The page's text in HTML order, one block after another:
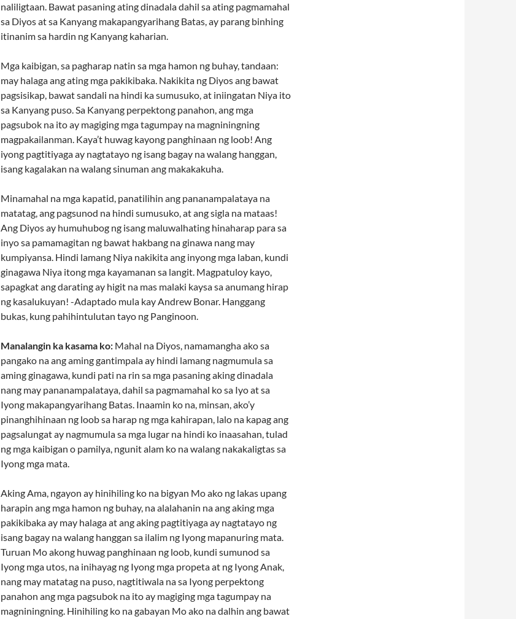
naliligtaan. Bawat pasaning ating dinadala dahil sa ating pagmamahal
sa Diyos at sa Kanyang makapangyarihang Batas, ay parang binhing
itinanim sa hardin ng Kanyang kaharian.
Mga kaibigan, sa pagharap natin sa mga hamon ng buhay, tandaan:
may halaga ang ating mga pakikibaka. Nakikita ng Diyos ang bawat
pagsisikap, bawat sandali na hindi ka sumusuko, at iniingatan Niya ito
sa Kanyang puso. Sa Kanyang perpektong panahon, ang mga
pagsubok na ito ay magiging mga tagumpay na magniningning
magpakailanman. Kaya’t huwag kayong panghinaan ng loob! Ang
iyong pagtitiyaga ay nagtatayo ng isang bagay na walang hanggan,
isang kagalakan na walang sinuman ang makakakuha.
Minamahal na mga kapatid, panatilihin ang pananampalataya na
matatag, ang pagsunod na hindi sumusuko, at ang sigla na mataas!
Ang Diyos ay humuhubog ng isang maluwalhating hinaharap para sa
inyo sa pamamagitan ng bawat hakbang na ginawa nang may
kumpiyansa. Hindi lamang Niya nakikita ang inyong mga laban, kundi
ginagawa Niya itong mga kayamanan sa langit. Magpatuloy kayo,
sapagkat ang darating ay higit na mas malaki kaysa sa anumang hirap
ng kasalukuyan! -Adaptado mula kay Andrew Bonar. Hanggang
bukas, kung pahihintulutan tayo ng Panginoon.
Manalangin ka kasama ko: Mahal na Diyos, namamangha ako sa
pangako na ang aming gantimpala ay hindi lamang nagmumula sa
aming ginagawa, kundi pati na rin sa mga pasaning aking dinadala
nang may pananampalataya, dahil sa pagmamahal ko sa Iyo at sa
Iyong makapangyarihang Batas. Inaamin ko na, minsan, ako’y
pinanghihinaan ng loob sa harap ng mga kahirapan, lalo na kapag ang
pagsalungat ay nagmumula sa mga lugar na hindi ko inaasahan, tulad
ng mga kaibigan o pamilya, ngunit alam ko na walang nakakaligtas sa
Iyong mga mata.
Aking Ama, ngayon ay hinihiling ko na bigyan Mo ako ng lakas upang
harapin ang mga hamon ng buhay, na alalahanin na ang aking mga
pakikibaka ay may halaga at ang aking pagtitiyaga ay nagtatayo ng
isang bagay na walang hanggan sa ilalim ng Iyong mapanuring mata.
Turuan Mo akong huwag panghinaan ng loob, kundi sumunod sa
Iyong mga utos, na inihayag ng Iyong mga propeta at ng Iyong Anak,
nang may matatag na puso, nagtitiwala na sa Iyong perpektong
panahon ang mga pagsubok na ito ay magiging mga tagumpay na
magniningning. Hinihiling ko na gabayan Mo ako na dalhin ang bawat